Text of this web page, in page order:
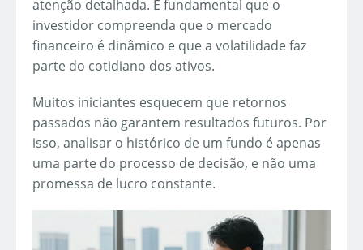
atenção detalhada. É fundamental que o
investidor compreenda que o mercado
financeiro é dinâmico e que a volatilidade faz
parte do cotidiano dos ativos.
Muitos iniciantes esquecem que retornos
passados não garantem resultados futuros. Por
isso, analisar o histórico de um fundo é apenas
uma parte do processo de decisão, e não uma
promessa de lucro constante.